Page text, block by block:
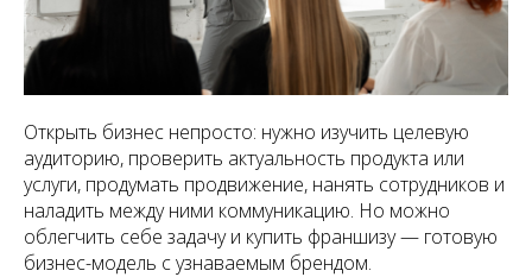
Открыть бизнес непросто: нужно изучить целевую
аудиторию, проверить актуальность продукта или
услуги, продумать продвижение, нанять сотрудников и
наладить между ними коммуникацию. Но можно
облегчить себе задачу и купить франшизу — готовую
бизнес-модель с узнаваемым брендом.